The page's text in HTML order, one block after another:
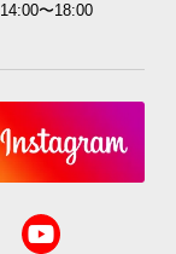
〜18:00